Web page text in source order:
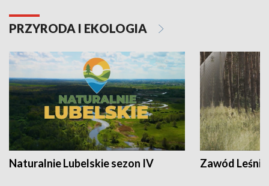
PRZYRODA I EKOLOGIA
Naturalnie Lubelskie sezon IV Zawód Leśnik